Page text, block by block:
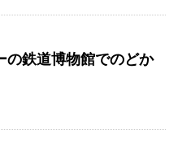
の鉄道博物館でのどか